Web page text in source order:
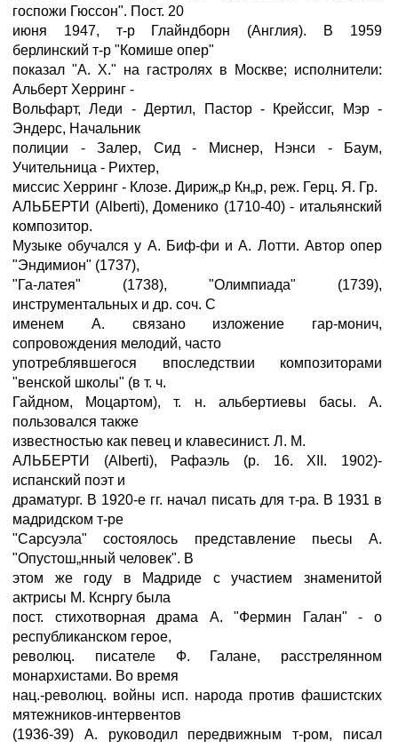
госпожи Гюссон". Пост. 20
июня 1947, т-р Глайндборн (Англия). В 1959
берлинский т-р "Комише опер"
показал "А. X." на гастролях в Москве; исполнители:
Альберт Херринг -
Вольфарт, Леди - Дертил, Пастор - Крейссиг, Мэр -
Эндерс, Начальник
полиции - Залер, Сид - Миснер, Нэнси - Баум,
Учительница - Рихтер,
миссис Херринг - Клозе. Дириж„р Кн„р, реж. Герц. Я. Гр.
АЛЬБЕРТИ (Alberti), Доменико (1710-40) - итальянский
композитор.
Музыке обучался у А. Биф-фи и А. Лотти. Автор опер
"Эндимион" (1737),
"Га-латея" (1738), "Олимпиада" (1739),
инструментальных и др. соч. С
именем А. связано изложение гар-монич,
сопровождения мелодий, часто
употреблявшегося впоследствии композиторами
"венской школы" (в т. ч.
Гайдном, Моцартом), т. н. альбертиевы басы. А.
пользовался также
известностью как певец и клавесинист. Л. М.
АЛЬБЕРТИ (Alberti), Рафаэль (р. 16. XII. 1902)-
испанский поэт и
драматург. В 1920-е гг. начал писать для т-ра. В 1931 в
мадридском т-ре
"Сарсуэла" состоялось представление пьесы А.
"Опустош„нный человек". В
этом же году в Мадриде с участием знаменитой
актрисы М. Кснргу была
пост. стихотворная драма А. "Фермин Галан" - о
республиканском герое,
революц. писателе Ф. Галане, расстрелянном
монархистами. Во время
нац.-революц. войны исп. народа против фашистских
мятежников-интервентов
(1936-39) А. руководил передвижным т-ром, писал